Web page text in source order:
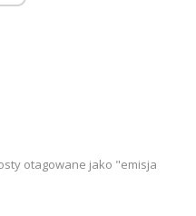
otagowane jako "emisja